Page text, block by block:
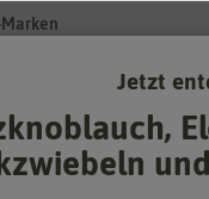
Marken
Jetzt